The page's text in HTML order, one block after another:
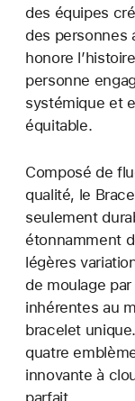
des équipes
des personnes
honore
personne
systémique et
équitable.
Composé de
qualité, le
seulement
étonnamment
légères
de moulage
inhérentes au
bracelet
quatre
innovante à
parfait.